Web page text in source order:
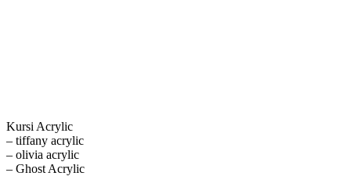
Kursi Acrylic
– tiffany acrylic
– olivia acrylic
– Ghost Acrylic